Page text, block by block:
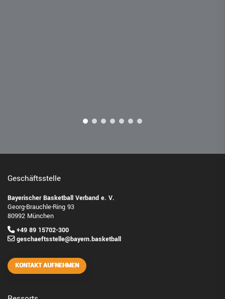
Geschäftsstelle
Bayerischer Basketball Verband e. V.
Georg-Brauchle-Ring 93
80992 München
+49 89 15702-300
geschaeftsstelle@bayern.basketball
KONTAKT AUFNEHMEN